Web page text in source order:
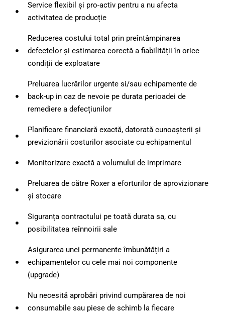
Service flexibil și pro-activ pentru a nu afecta
activitatea de producție
Reducerea costului total prin preîntâmpinarea
defectelor și estimarea corectă a fiabilității în orice
condiții de exploatare
Preluarea lucrărilor urgente si/sau echipamente de
back-up in caz de nevoie pe durata perioadei de
remediere a defecțiunilor
Planificare financiară exactă, datorată cunoașterii și
previzionării costurilor asociate cu echipamentul
Monitorizare exactă a volumului de imprimare
Preluarea de către Roxer a eforturilor de aprovizionare
și stocare
Siguranța contractului pe toată durata sa, cu
posibilitatea reînnoirii sale
Asigurarea unei permanente îmbunătățiri a
echipamentelor cu cele mai noi componente
(upgrade)
Nu necesită aprobări privind cumpărarea de noi
consumabile sau piese de schimb la fiecare